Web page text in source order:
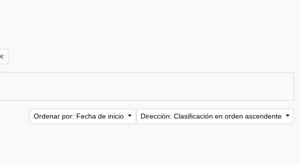
Ordenar por: Fecha de inicio Dirección: Clasificación en orden ascendente